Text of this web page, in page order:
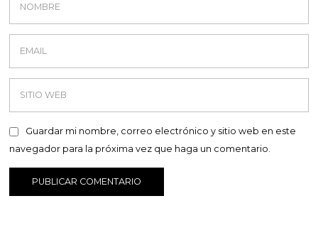
Guardar mi nombre, correo electrónico y sitio web en este
navegador para la próxima vez que haga un comentario.